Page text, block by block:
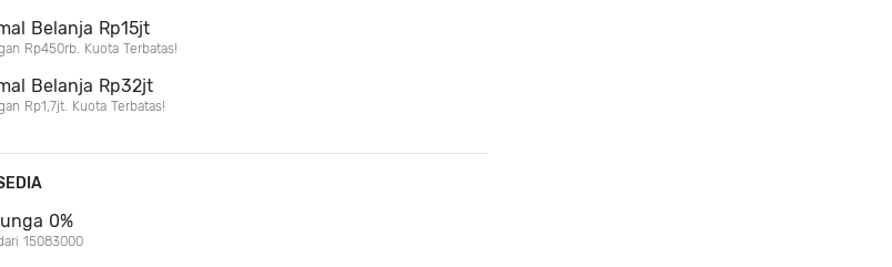
Belanja Rp15jt
Rp450rb. Kuota Terbatas!
Belanja Rp32jt
Rp1,7jt. Kuota Terbatas!
0%
15083000